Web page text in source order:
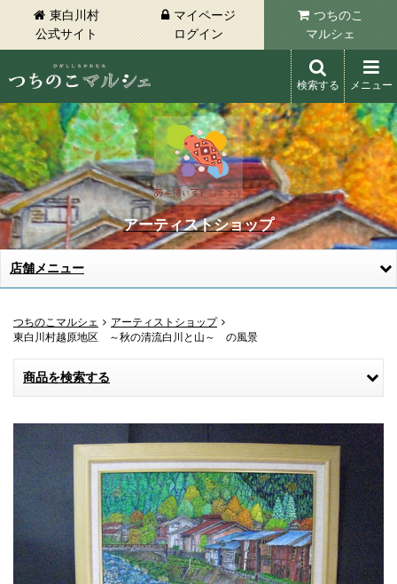
東白川村
公式サイト
マイページ
ログイン
つちのこ
マルシェ
東白川村 つちのこマルシェ
検索する メニュー
アーティストショップ
店舗メニュー
つちのこマルシェ
アーティストショップ
東白川村越原地区 ～秋の清流白川と山～ の風景
商品を検索する